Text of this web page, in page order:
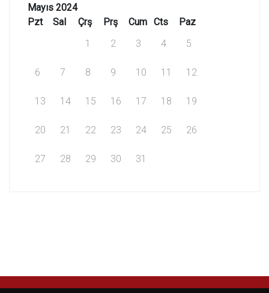
Mayıs 2024
Pzt
Sal Çrş Prş Cum Cts
Paz
1
2 3 4 5
6 7 8 9 10 11 12
13 14 15 16 17 18 19
20 21 22 23 24 25 26
27 28 29 30 31